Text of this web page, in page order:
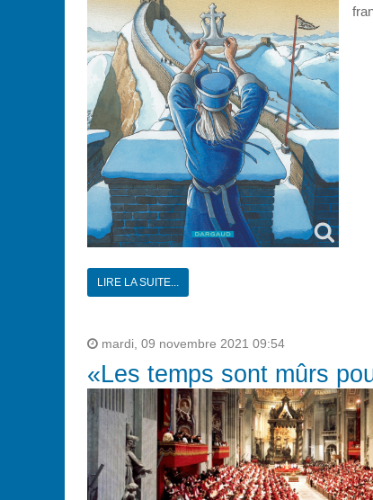
LIRE LA SUITE...
mardi, 09 novembre 2021 09:54
«Les temps sont mûrs